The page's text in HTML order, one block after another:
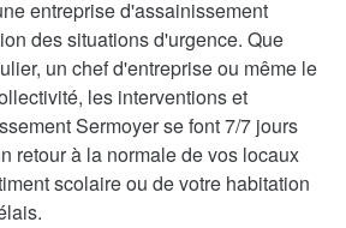
entreprise d'assainissement
des situations d'urgence. Que
un chef d'entreprise ou même le
les interventions et
Sermoyer se font 7/7 jours
retour à la normale de vos locaux
scolaire ou de votre habitation